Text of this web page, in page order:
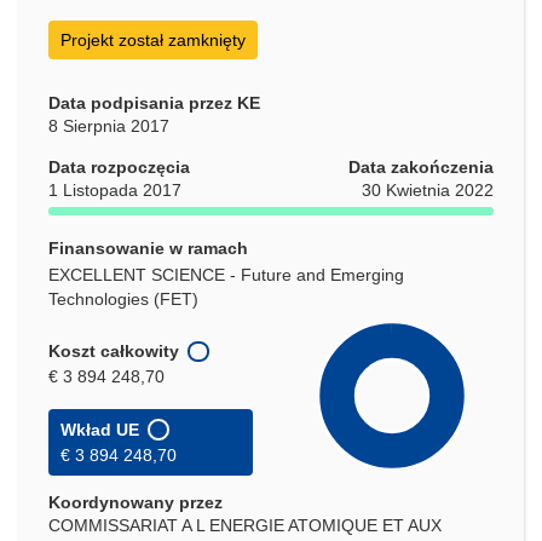
Projekt został zamknięty
Data podpisania przez KE
8 Sierpnia 2017
Data rozpoczęcia
1 Listopada 2017
Data zakończenia
30 Kwietnia 2022
Finansowanie w ramach
EXCELLENT SCIENCE - Future and Emerging
Technologies (FET)
Koszt całkowity
€ 3 894 248,70
Wkład UE
€ 3 894 248,70
Koordynowany przez
COMMISSARIAT A L ENERGIE ATOMIQUE ET AUX